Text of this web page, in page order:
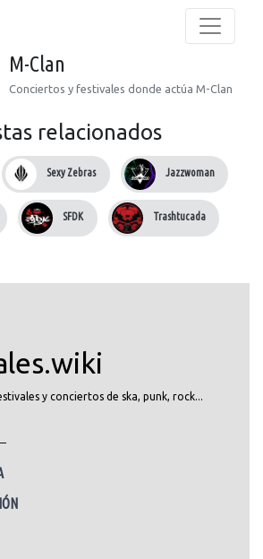
M-Clan
Conciertos y festivales donde actúa M-Clan
relacionados
Sexy Zebras Jazzwoman
SFDK Trashtucada
y conciertos de ska, punk, rock...